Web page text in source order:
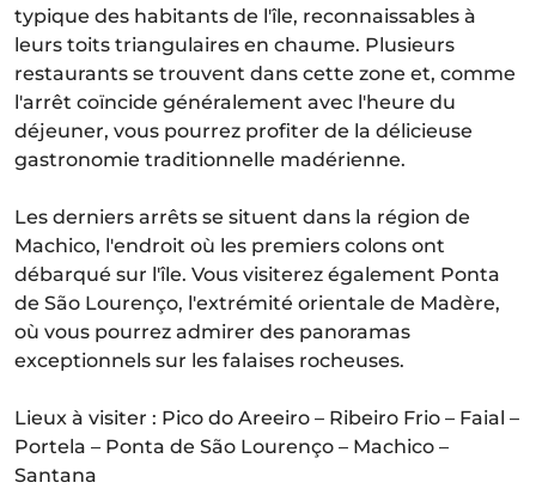
typique des habitants de l'île, reconnaissables à
leurs toits triangulaires en chaume. Plusieurs
restaurants se trouvent dans cette zone et, comme
l'arrêt coïncide généralement avec l'heure du
déjeuner, vous pourrez profiter de la délicieuse
gastronomie traditionnelle madérienne.
Les derniers arrêts se situent dans la région de
Machico, l'endroit où les premiers colons ont
débarqué sur l'île. Vous visiterez également Ponta
de São Lourenço, l'extrémité orientale de Madère,
où vous pourrez admirer des panoramas
exceptionnels sur les falaises rocheuses.
Lieux à visiter : Pico do Areeiro – Ribeiro Frio – Faial –
Portela – Ponta de São Lourenço – Machico –
Santana